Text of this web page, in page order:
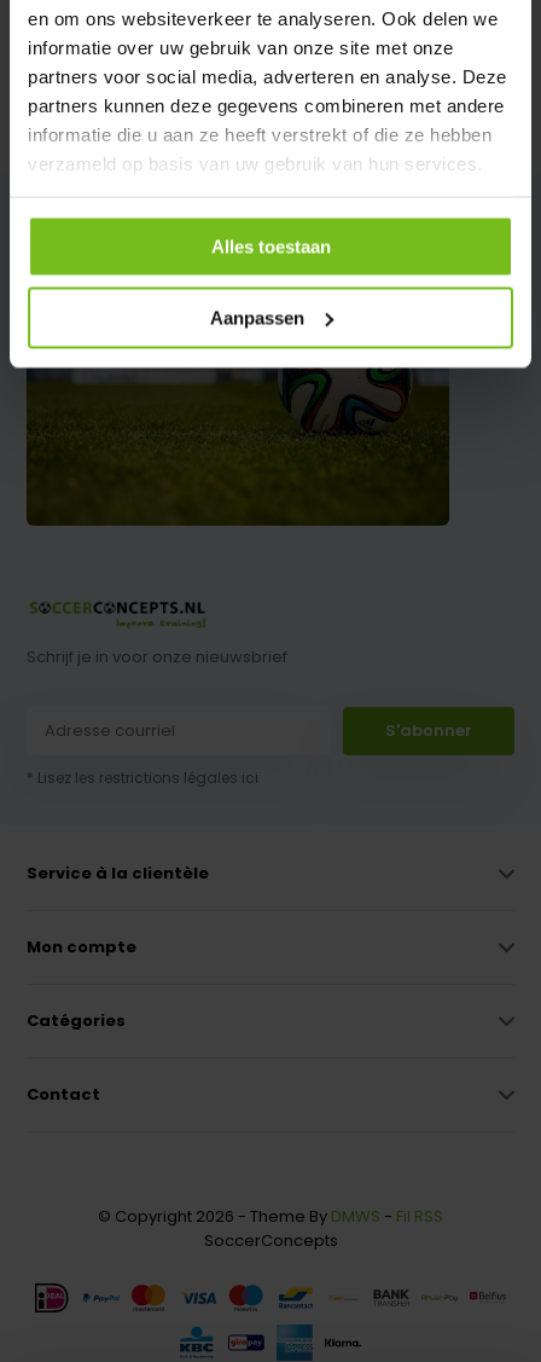
en om ons websiteverkeer te analyseren. Ook delen we
informatie over uw gebruik van onze site met onze
partners voor social media, adverteren en analyse. Deze
partners kunnen deze gegevens combineren met andere
informatie die u aan ze heeft verstrekt of die ze hebben
verzameld op basis van uw gebruik van hun services.
Alles toestaan
Aanpassen
Évaluations
Partager
Schrijf je in voor onze nieuwsbrief
S'abonner
* Lisez les restrictions légales ici
Service à la clientèle
Mon compte
Catégories
Contact
© Copyright 2026 - Theme By DMWS - Fil RSS
SoccerConcepts